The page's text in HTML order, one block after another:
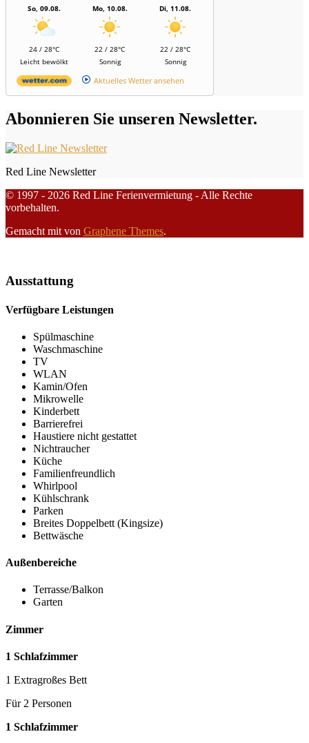
So, 09.08.
24 / 28°C
Leicht bewölkt
Mo, 10.08.
22 / 28°C
Sonnig
Di, 11.08.
22 / 28°C
Sonnig
Aktuelles Wetter ansehen
Abonnieren Sie unseren Newsletter.
Red Line Newsletter
© 1997 - 2026 Red Line Ferienvermietung - Alle Rechte
vorbehalten.
Gemacht mit von Graphene Themes.
Ausstattung
Verfügbare Leistungen
Spülmaschine
Waschmaschine
TV
WLAN
Kamin/Ofen
Mikrowelle
Kinderbett
Barrierefrei
Haustiere nicht gestattet
Nichtraucher
Küche
Familienfreundlich
Whirlpool
Kühlschrank
Parken
Breites Doppelbett (Kingsize)
Bettwäsche
Außenbereiche
Terrasse/Balkon
Garten
Zimmer
1 Schlafzimmer
1 Extragroßes Bett
Für 2 Personen
1 Schlafzimmer